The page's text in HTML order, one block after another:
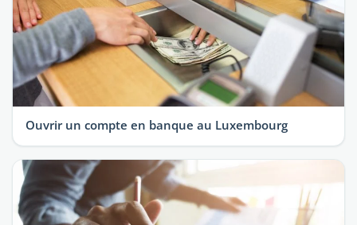
Ouvrir un compte en banque au Luxembourg